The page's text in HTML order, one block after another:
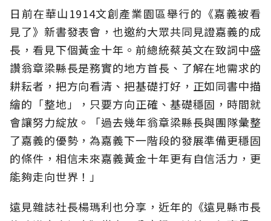
日前在華山1914文創產業園區舉行的《嘉義被看
見了》新書發表會，也邀約大眾共同見證嘉義的成
長，看見下個黃金十年。前總統蔡英文在致詞中盛
讚翁章梁縣長是務實的地方首長、了解在地需求的
耕耘者，把方向看清、把基礎打好，正如同書中描
繪的「整地」，只要方向正確、基礎穩固，時間就
會讓努力綻放。「過去幾年翁章梁縣長與團隊彙整
了嘉義的優勢，為嘉義下一階段的發展準備更穩固
的條件，相信未來嘉義黃金十年更有自信活力，更
能夠走向世界！」
遠見雜誌社長楊瑪利也分享，近年的《遠見縣市長